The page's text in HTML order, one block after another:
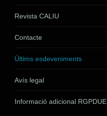
Revista CALIU
Contacte
Últims esdeveniments
Avís legal
Informació adicional RGPDUE